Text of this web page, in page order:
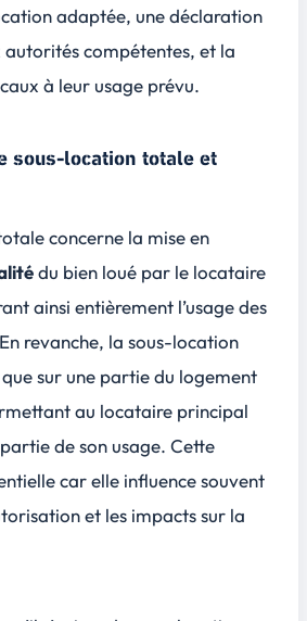
adaptée, une déclaration
compétentes, et la
à leur usage prévu.
sous-location totale et
concerne la mise en
du bien loué par le locataire
ainsi entièrement l’usage des
revanche, la sous-location
sur une partie du logement
au locataire principal
de son usage. Cette
car elle influence souvent
et les impacts sur la